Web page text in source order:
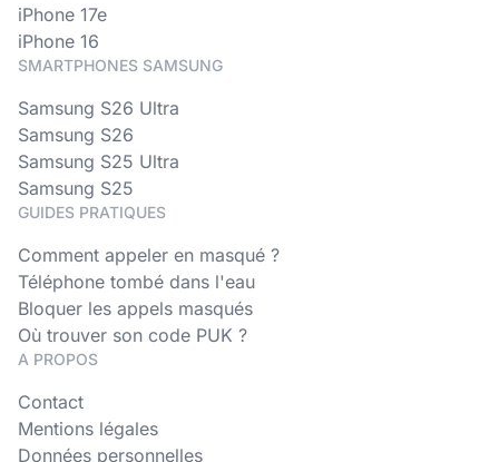
iPhone 17e
iPhone 16
SMARTPHONES SAMSUNG
Samsung S26 Ultra
Samsung S26
Samsung S25 Ultra
Samsung S25
GUIDES PRATIQUES
Comment appeler en masqué ?
Téléphone tombé dans l'eau
Bloquer les appels masqués
Où trouver son code PUK ?
A PROPOS
Contact
Mentions légales
Données personnelles